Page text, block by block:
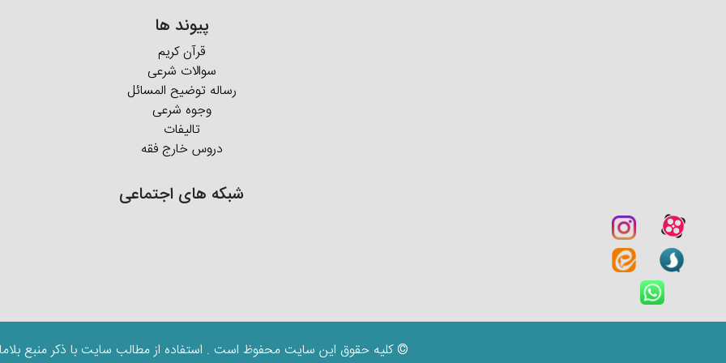
پیوند ها
قرآن کریم
سوالات شرعی
رساله توضیح المسائل
وجوه شرعی
تالیفات
دروس خارج فقه
شبکه های اجتماعی
© کلیه حقوق این سایت محفوظ است . استفاده از مطالب سایت با ذکر منبع